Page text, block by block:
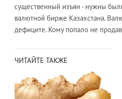
существенный изъян - нужны
валютной бирже Казахстана.
дефиците. Кому попало не
ЧИТАЙТЕ ТАКЖЕ